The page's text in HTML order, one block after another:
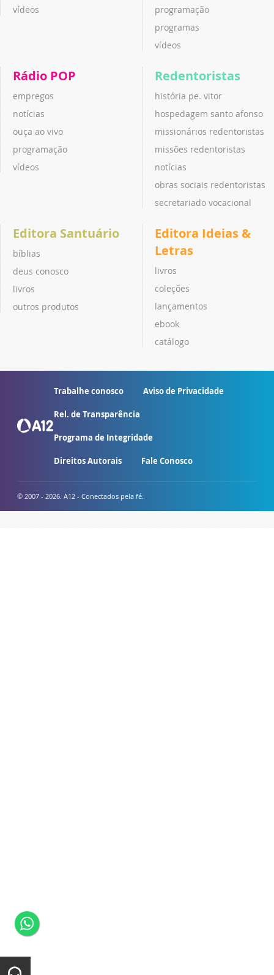
vídeos
programação
programas
vídeos
Rádio POP
empregos
notícias
ouça ao vivo
programação
vídeos
Redentoristas
história pe. vitor
hospedagem santo afonso
missionários redentoristas
missões redentoristas
notícias
obras sociais redentoristas
secretariado vocacional
Editora Santuário
bíblias
deus conosco
livros
outros produtos
Editora Ideias &
Letras
livros
coleções
lançamentos
ebook
catálogo
Trabalhe conosco Aviso de Privacidade
Rel. de Transparência
Programa de Integridade
Direitos Autorais Fale Conosco
© 2007 - 2026. A12 - Conectados pela fé.